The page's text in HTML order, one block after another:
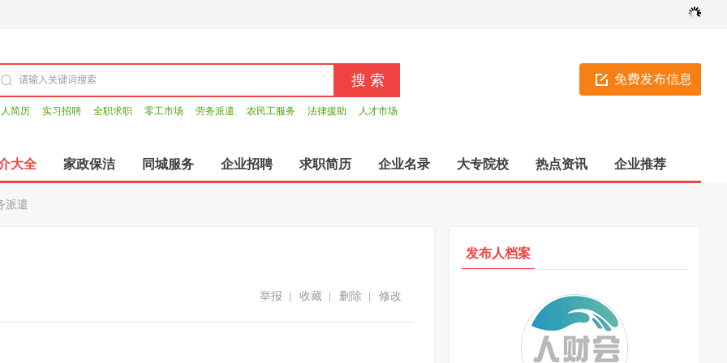
免费发布信息
简历 实习招聘 全职求职 零工市场 劳务派遣 农民工服务 法律援助 人才市场
大全 家政保洁 同城服务 企业招聘 求职简历 企业名录 大专院校 热点资讯 企业推荐
派遣
修改
删除
收藏
举报
发布人档案